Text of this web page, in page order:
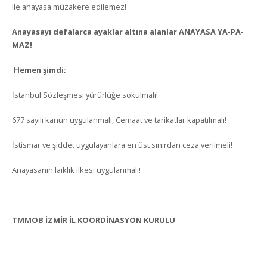
ile anayasa müzakere edilemez!
Anayasayı defalarca ayaklar altına alanlar ANAYASA YA-PA-
MAZ!
Hemen şimdi;
İstanbul Sözleşmesi yürürlüğe sokulmalı!
677 sayılı kanun uygulanmalı, Cemaat ve tarikatlar kapatılmalı!
İstismar ve şiddet uygulayanlara en üst sınırdan ceza verilmeli!
Anayasanın laiklik ilkesi uygulanmalı!
TMMOB İZMİR İL KOORDİNASYON KURULU